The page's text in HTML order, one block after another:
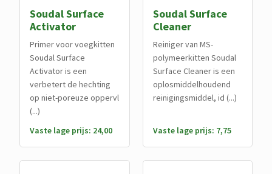
Soudal Surface
Activator
Primer voor voegkitten
Soudal Surface
Activator is een
verbetert de hechting
op niet-poreuze oppervl
(...)
Vaste lage prijs: 24,00
Soudal Surface
Cleaner
Reiniger van MS-
polymeerkitten Soudal
Surface Cleaner is een
oplosmiddelhoudend
reinigingsmiddel, id (...)
Vaste lage prijs: 7,75